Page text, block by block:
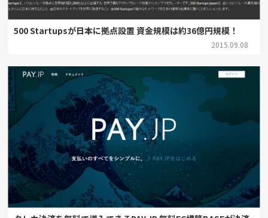
500 Startupsが日本に拠点設置 資金規模は約36億円規模！
2015.09.08